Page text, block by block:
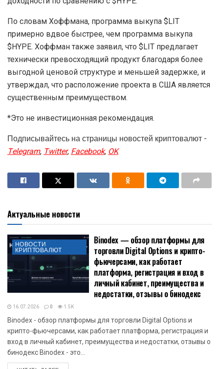
По словам Хоффмана, программа выкупа $LIT
примерно вдвое быстрее, чем программа выкупа
$HYPE. Хоффман также заявил, что $LIT предлагает
технически превосходящий продукт благодаря более
выгодной ценовой структуре и меньшей задержке, и
утверждал, что расположение проекта в США является
существенным преимуществом.
*Это не инвестиционная рекомендация.
Подписывайтесь на страницы новостей криптовалют -
Telegram,Twitter,Facebook,OK
Актуальные новости
НОВОСТИ
КРИПТОВАЛЮТ
Binodex — обзор платформы для
торговли Digital Options и крипто-
фьючерсами, как работает
платформа, регистрация и вход в
личный кабинет, преимущества и
недостатки, отзывы о бинодекс
16.07.2026 0 1.5K
Binodex - обзор платформы для торговли Digital Options и
крипто-фьючерсами, как работает платформа, регистрация и
вход в личный кабинет, преимущества и недостатки, отзывы о
бинодекс Binodex - это...